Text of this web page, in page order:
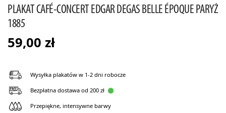
PLAKAT CAFÉ-CONCERT EDGAR DEGAS BELLE ÉPOQUE PARYŻ
1885
59,00 zł
Wysyłka plakatów w 1-2 dni robocze
Bezpłatna dostawa od 200 zł
Przepiękne, intensywne barwy